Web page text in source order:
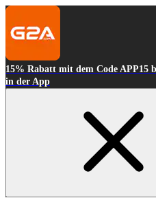
15% Rabatt mit dem Code APP15
in der App